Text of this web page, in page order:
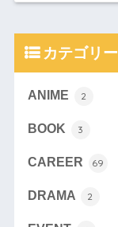
カテゴリー
ANIME 2
BOOK 3
CAREER 69
DRAMA 2